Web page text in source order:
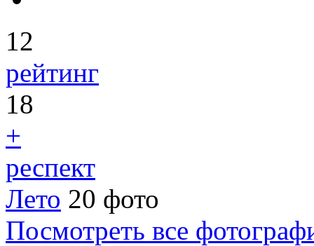
12
рейтинг
18
+
респект
Лето 20 фото
Посмотреть все